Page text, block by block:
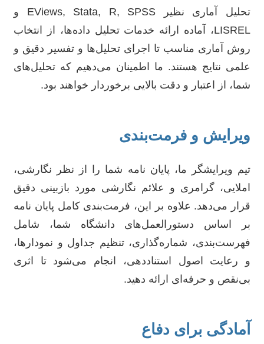
تحلیل آماری نظیر EViews, Stata, R, SPSS و
LISREL، آماده ارائه خدمات تحلیل داده‌ها، از انتخاب
روش آماری مناسب تا اجرای تحلیل‌ها و تفسیر دقیق و
علمی نتایج هستند. ما اطمینان می‌دهیم که تحلیل‌های
شما، از اعتبار و دقت بالایی برخوردار خواهند بود.
ویرایش و فرمت‌بندی
تیم ویرایشگر ما، پایان نامه شما را از نظر نگارشی،
املایی، گرامری و علائم نگارشی مورد بازبینی دقیق
قرار می‌دهد. علاوه بر این، فرمت‌بندی کامل پایان نامه
بر اساس دستورالعمل‌های دانشگاه شما، شامل
فهرست‌بندی، شماره‌گذاری، تنظیم جداول و نمودارها،
و رعایت اصول استناددهی، انجام می‌شود تا اثری
بی‌نقص و حرفه‌ای ارائه دهید.
آمادگی برای دفاع